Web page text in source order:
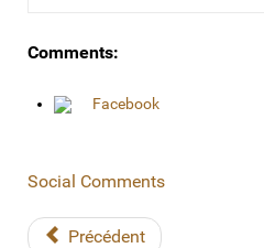
Comments:
Facebook
Social Comments
Précédent